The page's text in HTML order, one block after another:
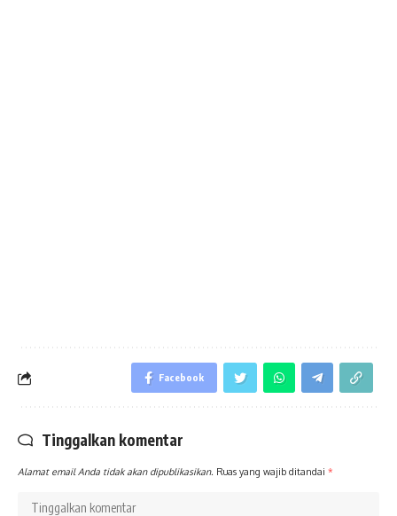
Facebook
Tinggalkan komentar
Alamat email Anda tidak akan dipublikasikan. Ruas yang wajib ditandai *